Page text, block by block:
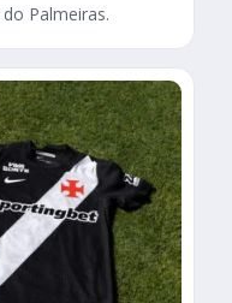
Palmeiras.